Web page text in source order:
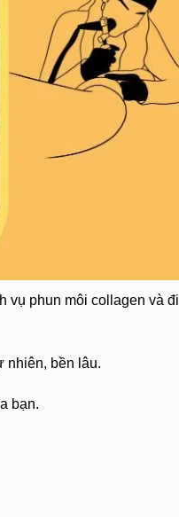
vụ phun môi collagen và
nhiên, bền lâu.
bạn.